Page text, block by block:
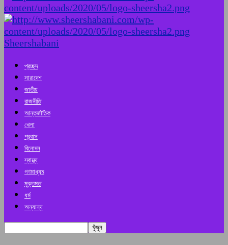
Sheershabani
প্রচ্ছদ
সারাদেশ
জাতীয়
রাজনীতি
আন্তর্জাতিক
খেলা
প্রবাস
বিনোদন
স্বাস্থ্য
গণমাধ্যম
মুক্তমত
ধর্ম
অন্যান্য